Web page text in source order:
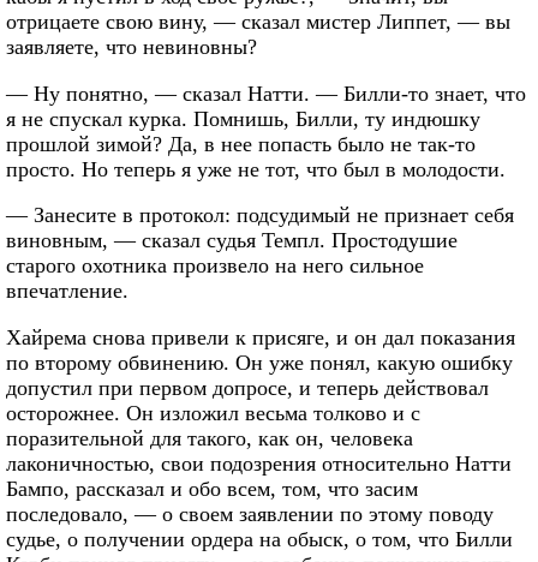
отрицаете свою вину, — сказал мистер Липпет, — вы
заявляете, что невиновны?
— Ну понятно, — сказал Натти. — Билли-то знает, что
я не спускал курка. Помнишь, Билли, ту индюшку
прошлой зимой? Да, в нее попасть было не так-то
просто. Но теперь я уже не тот, что был в молодости.
— Занесите в протокол: подсудимый не признает себя
виновным, — сказал судья Темпл. Простодушие
старого охотника произвело на него сильное
впечатление.
Хайрема снова привели к присяге, и он дал показания
по второму обвинению. Он уже понял, какую ошибку
допустил при первом допросе, и теперь действовал
осторожнее. Он изложил весьма толково и с
поразительной для такого, как он, человека
лаконичностью, свои подозрения относительно Натти
Бампо, рассказал и обо всем, том, что засим
последовало, — о своем заявлении по этому поводу
судье, о получении ордера на обыск, о том, что Билли